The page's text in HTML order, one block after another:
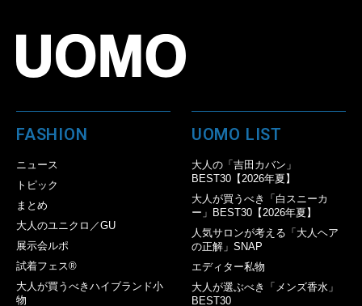
FASHION
ニュース
トピック
まとめ
大人のユニクロ／GU
展示会ルポ
試着フェス®︎
大人が買うべきハイブランド小
物
UOMO LIST
大人の「吉田カバン」
BEST30【2026年夏】
大人が買うべき「白スニーカ
ー」BEST30【2026年夏】
人気サロンが考える「大人ヘア
の正解」SNAP
エディター私物
大人が選ぶべき「メンズ香水」
BEST30